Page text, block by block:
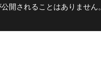
開されることはありません。